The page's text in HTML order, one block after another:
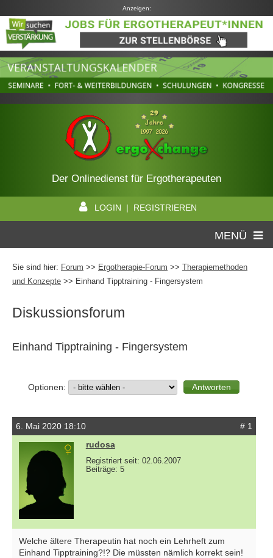
Anzeigen:
Der Onlinedienst für Ergotherapeuten
LOGIN | REGISTRIEREN
MENÜ
Sie sind hier: Forum >> Ergotherapie-Forum >> Therapiemethoden
und Konzepte >> Einhand Tipptraining - Fingersystem
Diskussionsforum
Einhand Tipptraining - Fingersystem
Optionen:
6. Mai 2020 18:10
# 1
rudosa
Registriert seit: 02.06.2007
Beiträge: 5
Welche ältere Therapeutin hat noch ein Lehrheft zum
Einhand Tipptraining?!? Die müssten nämlich korrekt sein!